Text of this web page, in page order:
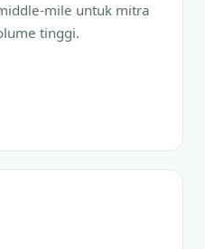
mile untuk mitra
tinggi.